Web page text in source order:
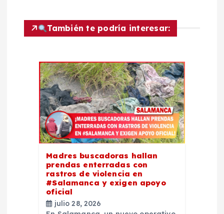
c
También te podría interesar:
Madres buscadoras hallan
prendas enterradas con
rastros de violencia en
#Salamanca y exigen apoyo
oficial
julio 28, 2026